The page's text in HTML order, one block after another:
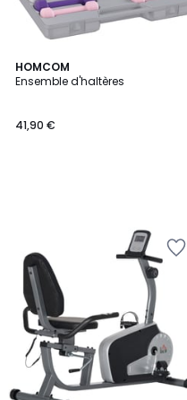
HOMCOM
Ensemble d'haltères
41,90 €